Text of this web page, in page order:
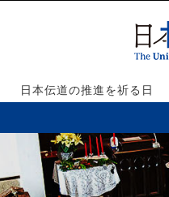
日本伝道の推進を祈る日